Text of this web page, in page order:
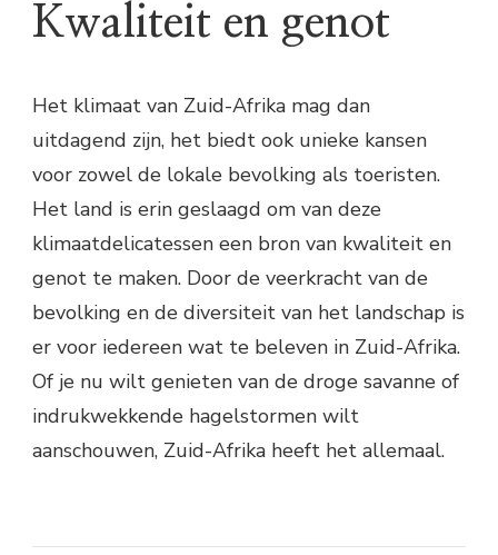
Kwaliteit en genot
Het klimaat van Zuid-Afrika mag dan
uitdagend zijn, het biedt ook unieke kansen
voor zowel de lokale bevolking als toeristen.
Het land is erin geslaagd om van deze
klimaatdelicatessen een bron van kwaliteit en
genot te maken. Door de veerkracht van de
bevolking en de diversiteit van het landschap is
er voor iedereen wat te beleven in Zuid-Afrika.
Of je nu wilt genieten van de droge savanne of
indrukwekkende hagelstormen wilt
aanschouwen, Zuid-Afrika heeft het allemaal.